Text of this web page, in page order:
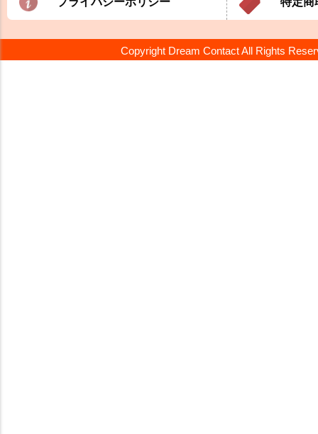
Copyright Dream Contact All Rights